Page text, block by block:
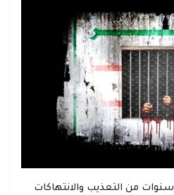
شهادة مؤثرة: جندي يروي 3 سنوات من التعذيب والانتهاكات